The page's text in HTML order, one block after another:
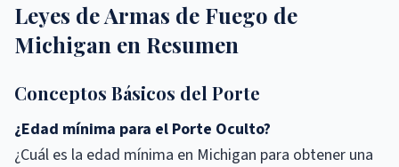
Leyes de Armas de Fuego de
Michigan en Resumen
Conceptos Básicos del Porte
¿Edad mínima para el Porte Oculto?
¿Cuál es la edad mínima en Michigan para obtener una